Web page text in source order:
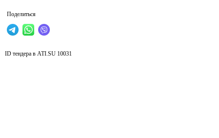
Поделиться
ID тендера в ATI.SU 10031